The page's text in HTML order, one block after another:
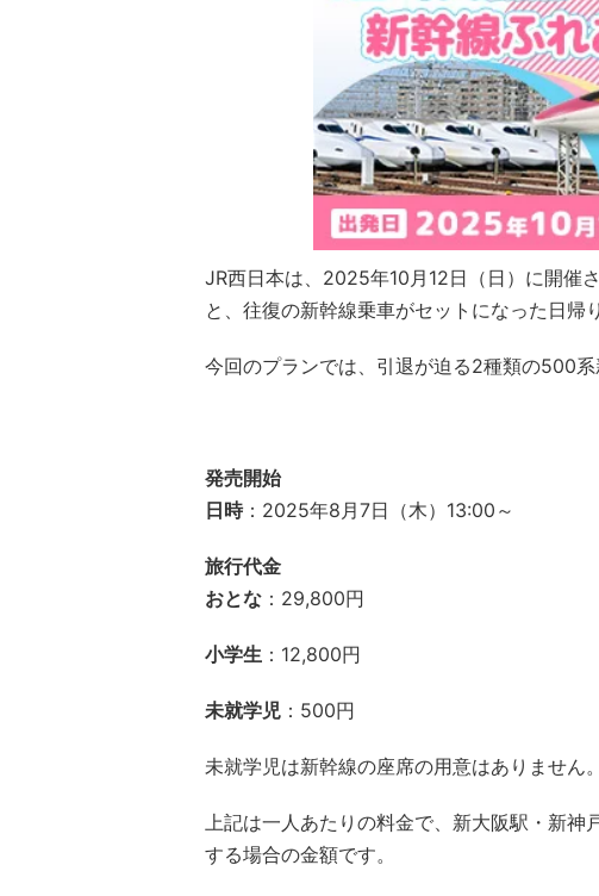
JR西日本は、2025年10月12日（日）に開催
と、往復の新幹線乗車がセットになった日帰
今回のプランでは、引退が迫る2種類の500系
発売開始
日時：2025年8月7日（木）13:00～
旅行代金
おとな ：29,800円
小学生 ：12,800円
未就学児 ：500円
未就学児は新幹線の座席の用意はありません。
上記は一人あたりの料金で、新大阪駅・新神
する場合の金額です。